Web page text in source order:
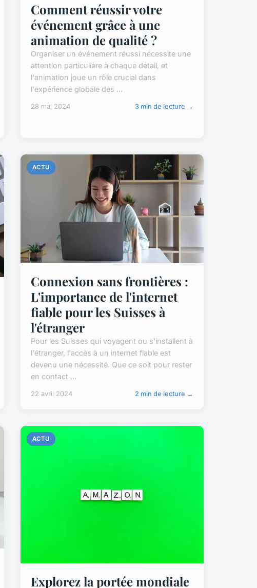
Comment réussir votre
événement grâce à une
animation de qualité ?
Organiser un événement réussi nécessite une
attention particulière à chaque détail, et
l'animation joue un rôle crucial dans
l'expérience globale des ...
28 mai 2024 3 min de lecture →
ACTU
Connexion sans frontières :
L'importance de l'internet
fiable pour les Suisses à
l'étranger
Pour les Suisses qui voyagent ou s'installent à
l'étranger, l'accès à un internet fiable est
devenu une nécessité. Que ce soit pour rester
en contact ...
22 avril 2024 2 min de lecture →
ACTU
Explorez la portée mondiale